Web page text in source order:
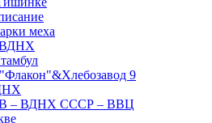
меха
ВДНХ
9
– ВДНХ СССР – ВВЦ